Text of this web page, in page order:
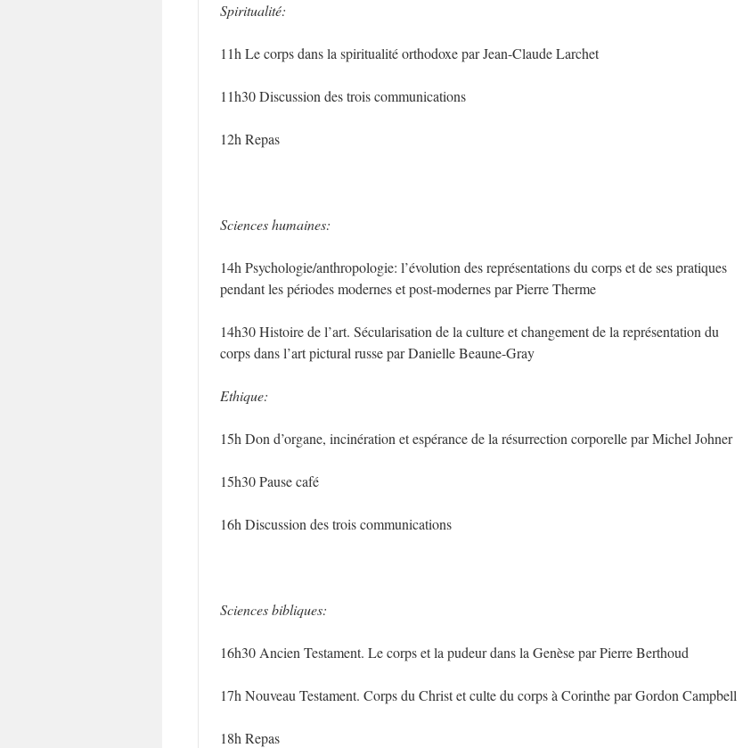
Spiritualité:
11h Le corps dans la spiritualité orthodoxe par Jean-Claude Larchet
11h30 Discussion des trois communications
12h Repas
Sciences humaines:
14h Psychologie/anthropologie: l’évolution des représentations du corps et de ses pratiques
pendant les périodes modernes et post-modernes par Pierre Therme
14h30 Histoire de l’art. Sécularisation de la culture et changement de la représentation du
corps dans l’art pictural russe par Danielle Beaune-Gray
Ethique:
15h Don d’organe, incinération et espérance de la résurrection corporelle par Michel Johner
15h30 Pause café
16h Discussion des trois communications
Sciences bibliques:
16h30 Ancien Testament. Le corps et la pudeur dans la Genèse par Pierre Berthoud
17h Nouveau Testament. Corps du Christ et culte du corps à Corinthe par Gordon Campbell
18h Repas